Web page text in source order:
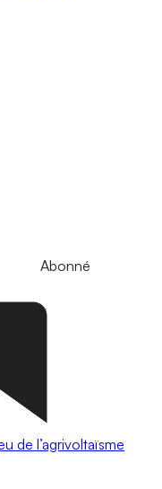
Abonné
de l’agrivoltaïsme